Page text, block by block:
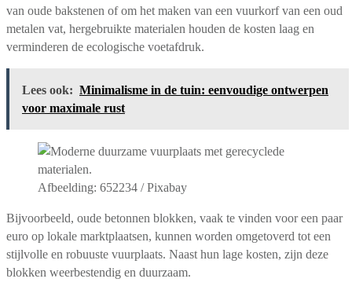
van oude bakstenen of om het maken van een vuurkorf van een oud
metalen vat, hergebruikte materialen houden de kosten laag en
verminderen de ecologische voetafdruk.
Lees ook: Minimalisme in de tuin: eenvoudige ontwerpen
voor maximale rust
Afbeelding: 652234 / Pixabay
Bijvoorbeeld, oude betonnen blokken, vaak te vinden voor een paar
euro op lokale marktplaatsen, kunnen worden omgetoverd tot een
stijlvolle en robuuste vuurplaats. Naast hun lage kosten, zijn deze
blokken weerbestendig en duurzaam.